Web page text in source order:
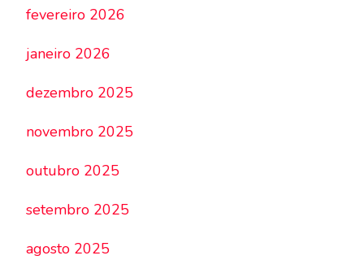
fevereiro 2026
janeiro 2026
dezembro 2025
novembro 2025
outubro 2025
setembro 2025
agosto 2025